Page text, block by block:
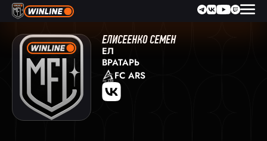
ЕЛИСЕЕНКО СЕМЕН
ЕЛ
ВРАТАРЬ
FC ARS